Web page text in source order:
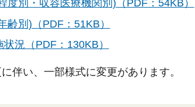
度別・収容医療機関別)（PDF：54KB）
齢別)（PDF：51KB）
況（PDF：130KB）
伴い、一部様式に変更があります。